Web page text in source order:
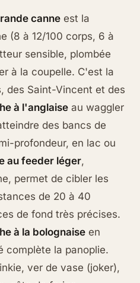
canne est la
(8 à 12/100 corps, 6 à
sensible, plombée
à la coupelle. C'est la
des Saint-Vincent et des
à l'anglaise au waggler
des bancs de
profondeur, en lac ou
au feeder léger,
permet de cibler les
de 20 à 40
de fond très précises.
à la bolognaise en
complète la panoplie.
ver de vase (joker),